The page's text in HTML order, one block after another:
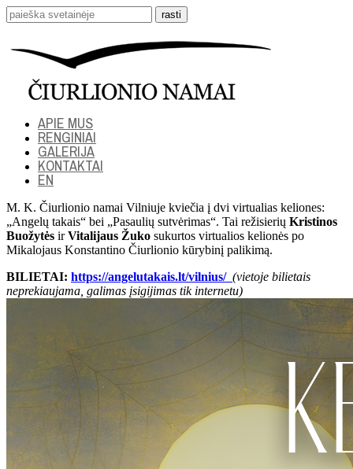
APIE MUS
RENGINIAI
GALERIJA
KONTAKTAI
EN
M. K. Čiurlionio namai Vilniuje kviečia į dvi virtualias keliones:
„Angelų takais“ bei „Pasaulių sutvėrimas“. Tai režisierių Kristinos
Buožytės irVitalijaus Žuko sukurtos virtualios kelionės po
Mikalojaus Konstantino Čiurlionio kūrybinį palikimą.
BILIETAI: https://angelutakais.lt/vilnius/ (vietoje bilietais
neprekiaujama, galimas įsigijimas tik internetu)